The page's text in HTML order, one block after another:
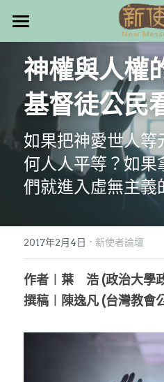
最新消息
關於我們
雜誌目錄
雜誌專欄
最新文章
本期主題
大專世界
台灣教會人物檔案
乘著夢想去旅行
畫話人生
漫畫
好站連結
Facebook
搜索
神權與人權
基督徒公民
如果把神愛世人等
何人人平等？如果
們就進入虛無主義
2017年2月4日 · 新使者論壇
作者︱葉　浩 (政治大學
撰稿︱陳逸凡 (台灣教會
商品
所有商品分類